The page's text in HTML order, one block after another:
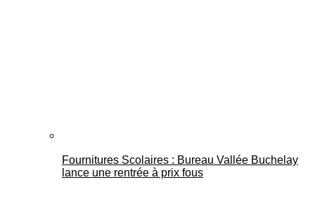
Fournitures Scolaires : Bureau Vallée Buchelay
lance une rentrée à prix fous